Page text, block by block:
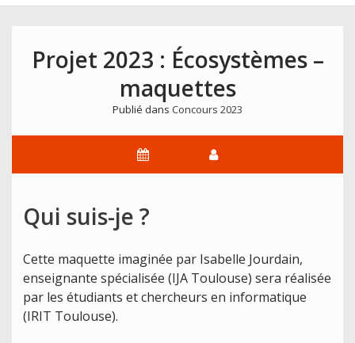
LE CONCOURS
RESSOURCES
CONTACT
Projet 2023 : Écosystèmes –
maquettes
Publié dans Concours 2023
Qui suis-je ?
Cette maquette imaginée par Isabelle Jourdain,
enseignante spécialisée (IJA Toulouse) sera réalisée
par les étudiants et chercheurs en informatique
(IRIT Toulouse).